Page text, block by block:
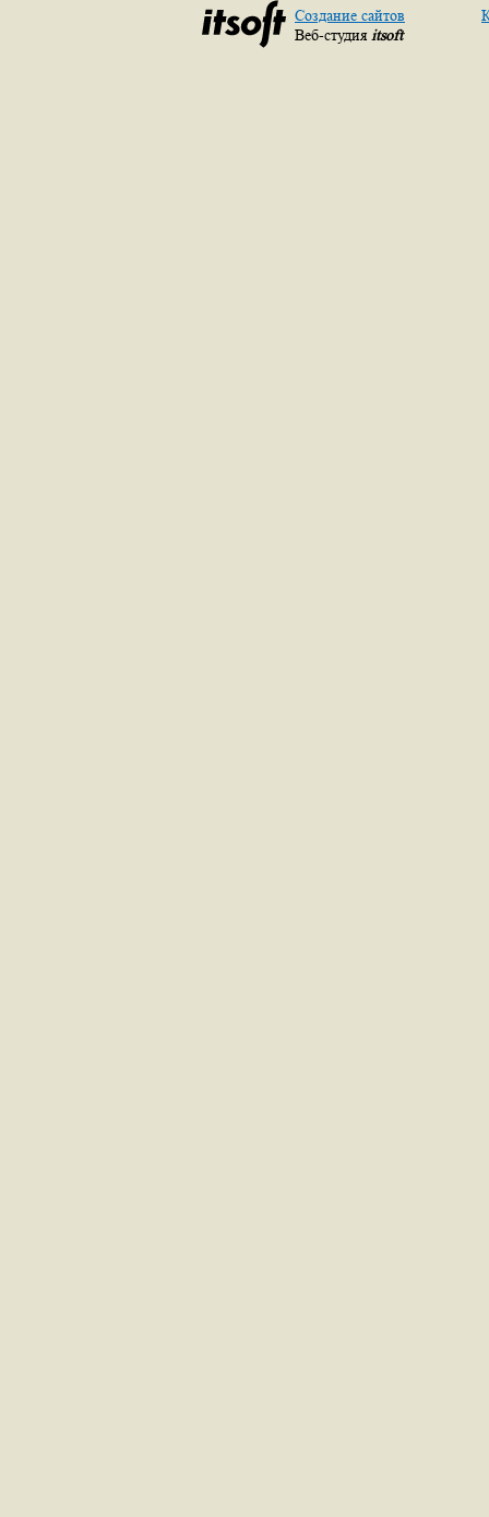
Создание сайтов
Веб-студия itsoft